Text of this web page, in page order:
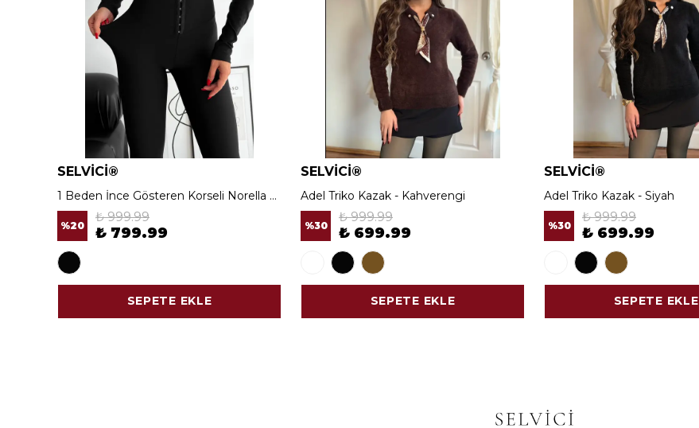
SELVİCİ®
1 Beden İnce Gösteren Korseli Norella Tayt
%20
₺ 999.99
₺ 799.99
SEPETE EKLE
SELVİCİ®
Adel Triko Kazak - Kahverengi
%30
₺ 999.99
₺ 699.99
SEPETE EKLE
SELVİCİ®
Adel Triko Kazak - Siyah
%30
₺ 999.99
₺ 699.99
SEPETE EKLE